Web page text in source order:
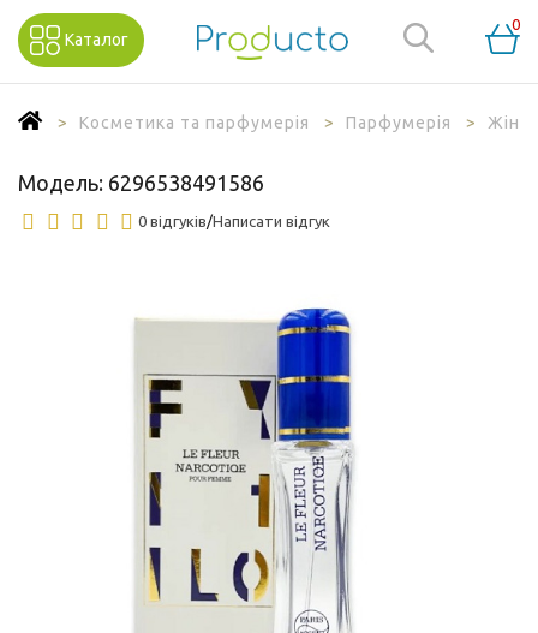
Каталог
0
Косметика та парфумерія Парфумерія
Модель: 6296538491586
0 відгуків/Написати відгук